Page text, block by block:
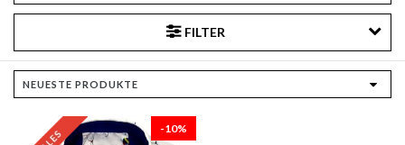
FILTER
-10%